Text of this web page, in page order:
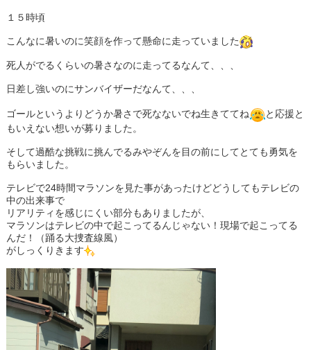
１５時頃
こんなに暑いのに笑顔を作って懸命に走っていました
死人がでるくらいの暑さなのに走ってるなんて、、、
日差し強いのにサンバイザーだなんて、、、
ゴールというよりどうか暑さで死なないでね生きててね
と応援と
もいえない想いが募りました。
そして過酷な挑戦に挑んでるみやぞんを目の前にしてとても勇気を
もらいました。
テレビで24時間マラソンを見た事があったけどどうしてもテレビの
中の出来事で
リアリティを感じにくい部分もありましたが、
マラソンはテレビの中で起こってるんじゃない！現場で起こってる
んだ！（踊る大捜査線風）
がしっくりきます